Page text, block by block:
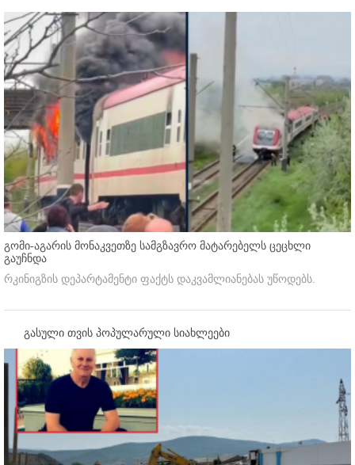
გომი-აგარის მონაკვეთზე სამგზავრო მატარებელს ცეცხლი
გაუჩნდა
რკინიგზის დეპარტამენტი ფაქტს დაკვამლიანებას უწოდებს.
გასული თვის პოპულარული სიახლეები